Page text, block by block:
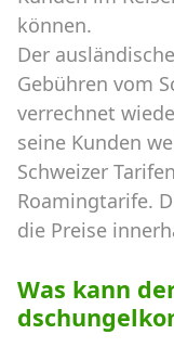
können.
Der
Gebühren vom
verrechnet
seine Kunden
Schweizer
Roamingtarife.
die Preise
Was kann